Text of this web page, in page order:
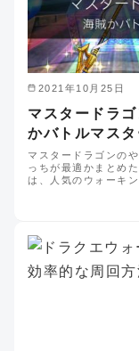
2021年10月25日
マスタードラ
かバトルマス
マスタードラゴンの
っちが最適かまとめ
は、人気のウォーキ